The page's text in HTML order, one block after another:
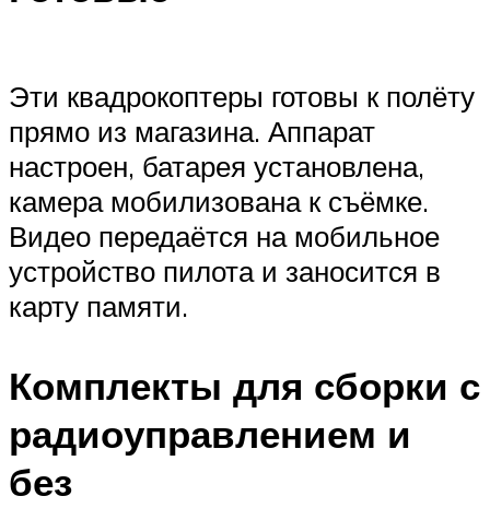
Эти квадрокоптеры готовы к полёту
прямо из магазина. Аппарат
настроен, батарея установлена,
камера мобилизована к съёмке.
Видео передаётся на мобильное
устройство пилота и заносится в
карту памяти.
Комплекты для сборки с
радиоуправлением и
без